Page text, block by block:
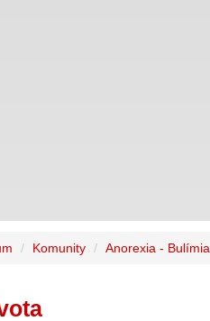
Komunity Anorexia - Bulímia